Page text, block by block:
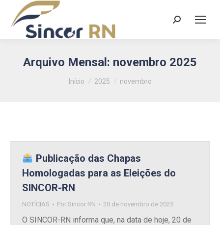
Search:
Arquivo Mensal: novembro 2025
Você está aqui:
Início 2025 novembro
Publicação das Chapas
Homologadas para as Eleições do
SINCOR-RN
NOTÍCIAS Por Sincor RN 20 de novembro de 2025
O SINCOR-RN informa que, na data de hoje, 20 de